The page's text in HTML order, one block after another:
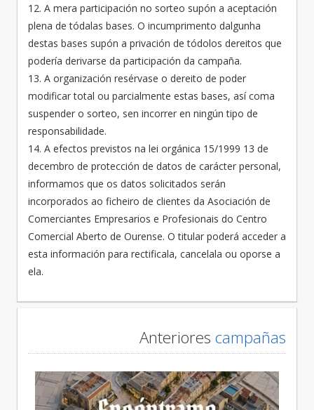
12. A mera participación no sorteo supón a aceptación
plena de tódalas bases. O incumprimento dalgunha
destas bases supón a privación de tódolos dereitos que
podería derivarse da participación da campaña.
13. A organización resérvase o dereito de poder
modificar total ou parcialmente estas bases, así coma
suspender o sorteo, sen incorrer en ningún tipo de
responsabilidade.
14. A efectos previstos na lei orgánica 15/1999 13 de
decembro de protección de datos de carácter personal,
informamos que os datos solicitados serán
incorporados ao ficheiro de clientes da Asociación de
Comerciantes Empresarios e Profesionais do Centro
Comercial Aberto de Ourense. O titular poderá acceder a
esta información para rectificala, cancelala ou oporse a
ela.
Anteriores campañas